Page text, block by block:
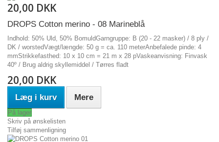
20,00 DKK
DROPS Cotton merino - 08 Marineblå
Indhold: 50% Uld, 50% BomuldGarngruppe: B (20 - 22 masker) / 8 ply /
DK / worstedVægt/længde: 50 g = ca. 110 meterAnbefalede pinde: 4
mmStrikkefasthed: 10 x 10 cm = 21 m x 28 pVaskeanvisning: Finvask
40º / Brug aldrig skyllemiddel / Tørres fladt
20,00 DKK
Læg i kurv Mere
På lager
Skriv på ønskelisten
Tilføj sammenligning